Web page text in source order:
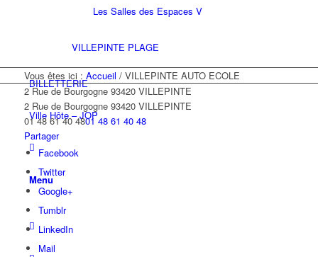
Les Salles des Espaces V
VILLEPINTE PLAGE
BILLETTERIE
Ville Hôte – JOP
Menu
Vous êtes ici : Accueil / VILLEPINTE AUTO ECOLE
2 Rue de Bourgogne 93420 VILLEPINTE
2 Rue de Bourgogne 93420 VILLEPINTE
01 48 61 40 4801 48 61 40 48
Partager
Facebook
Twitter
Google+
Tumblr
LinkedIn
Mail